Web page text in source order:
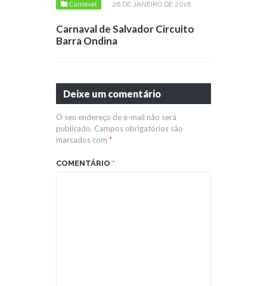
Carnaval 26 DE JANEIRO DE 2016
Carnaval de Salvador Circuito
Barra Ondina
Deixe um comentário
O seu endereço de e-mail não será
publicado. Campos obrigatórios são
marcados com *
COMENTÁRIO *